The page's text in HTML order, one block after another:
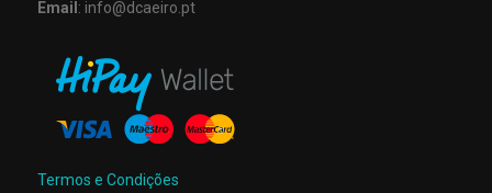
Email : info@dcaeiro.pt
Termos e Condições